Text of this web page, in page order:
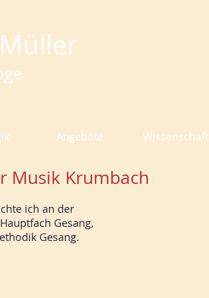
Angebote Wissenschaft
Musik Krumbach
ich an der
Gesang,
Gesang.